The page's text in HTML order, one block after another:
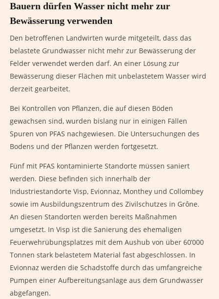
Bauern dürfen Wasser nicht mehr zur
Bewässerung verwenden
Den betroffenen Landwirten wurde mitgeteilt, dass das
belastete Grundwasser nicht mehr zur Bewässerung der
Felder verwendet werden darf. An einer Lösung zur
Bewässerung dieser Flächen mit unbelastetem Wasser wird
derzeit gearbeitet.
Bei Kontrollen von Pflanzen, die auf diesen Böden
gewachsen sind, wurden bislang nur in einigen Fällen
Spuren von PFAS nachgewiesen. Die Untersuchungen des
Bodens und der Pflanzen werden fortgesetzt.
Fünf mit PFAS kontaminierte Standorte müssen saniert
werden. Diese befinden sich innerhalb der
Industriestandorte Visp, Evionnaz, Monthey und Collombey
sowie im Ausbildungszentrum des Zivilschutzes in Grône.
An diesen Standorten werden bereits Maßnahmen
umgesetzt. In Visp ist die Sanierung des ehemaligen
Feuerwehrübungsplatzes mit dem Aushub von über 60’000
Tonnen stark belastetem Material fast abgeschlossen. In
Evionnaz werden die Schadstoffe durch das umfangreiche
Pumpen einer Aufbereitungsanlage aus dem Grundwasser
abgefangen.